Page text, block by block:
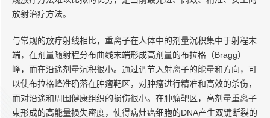
放射治疗方法。
与常规的放疗射线相比，重离子在人体中的剂量沉积集中于射程末
端，在剂量随射程分布曲线末端形成高剂量的布拉格（Bragg）
峰，而在沿途剂量沉积很小。通过调节入射离子的能量和方向，可
以使布拉格峰准确落在肿瘤靶区，对肿瘤进行精准和高效的杀伤，
而对沿途和周围健康组织的损伤很小。在肿瘤靶区，高剂量重离子
束形成的高能量损失密度，使得病灶癌细胞的DNA产生双键断裂的